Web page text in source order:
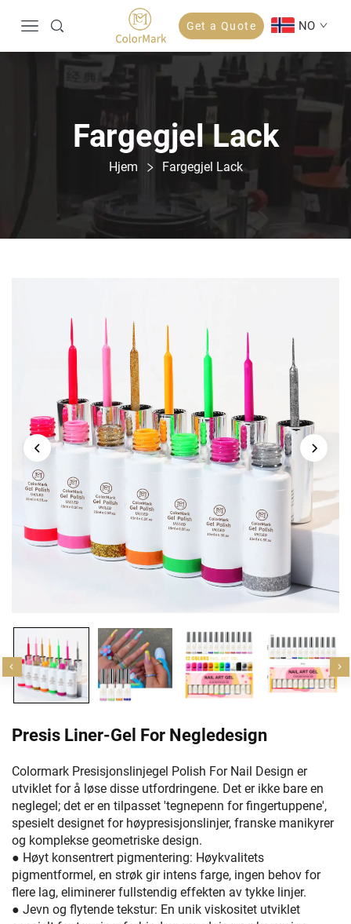
Get a Quote NO
Fargegjel Lack
Hjem Fargegjel Lack
Presis Liner-Gel For Negledesign
Colormark Presisjonslinjegel Polish For Nail Design er
utviklet for å løse disse utfordringene. Det er ikke bare en
neglegel; det er en tilpasset 'tegnepenn for fingertuppene',
spesielt designet for høypresisjonslinjer, franske manikyrer
og komplekse geometriske design.
● Høyt konsentrert pigmentering: Høykvalitets
pigmentformel, en strøk gir intens farge, ingen behov for
flere lag, eliminerer fullstendig effekten av tykke linjer.
● Jevn og flytende tekstur: En unik viskositet utviklet